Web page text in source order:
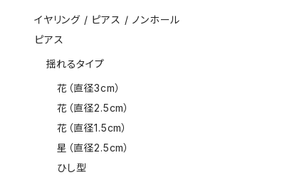
イヤリング / ピアス / ノンホール
ピアス
揺れるタイプ
花（直径3cm）
花（直径2.5cm）
花（直径1.5cm）
星（直径2.5cm）
ひし型